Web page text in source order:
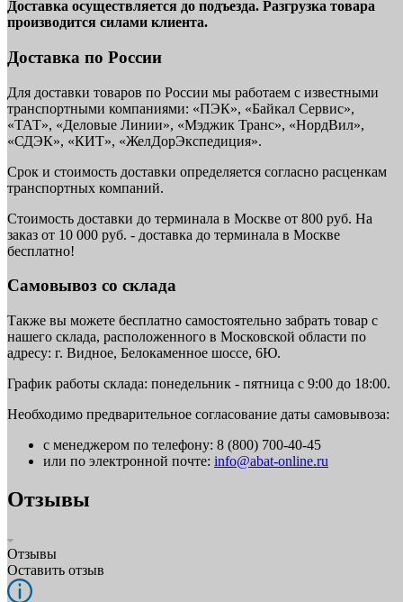
Доставка осуществляется до подъезда. Разгрузка товара
производится силами клиента.
Доставка по России
Для доставки товаров по России мы работаем с известными
транспортными компаниями: «ПЭК», «Байкал Сервис»,
«ТАТ», «Деловые Линии», «Мэджик Транс», «НордВил»,
«СДЭК», «КИТ», «ЖелДорЭкспедиция».
Срок и стоимость доставки определяется согласно расценкам
транспортных компаний.
Стоимость доставки до терминала в Москве от 800 руб. На
заказ от 10 000 руб. - доставка до терминала в Москве
бесплатно!
Самовывоз со склада
Также вы можете бесплатно самостоятельно забрать товар с
нашего склада, расположенного в Московской области по
адресу: г. Видное, Белокаменное шоссе, 6Ю.
График работы склада: понедельник - пятница с 9:00 до 18:00.
Необходимо предварительное согласование даты самовывоза:
с менеджером по телефону: 8 (800) 700-40-45
или по электронной почте: info@abat-online.ru
Отзывы
Отзывы
Оставить отзыв